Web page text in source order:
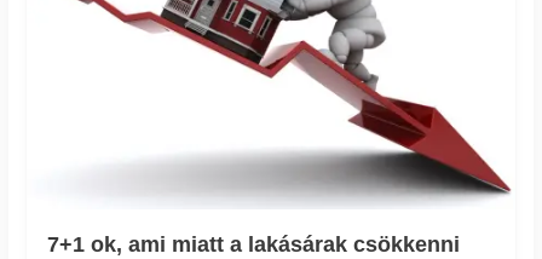
7+1 ok, ami miatt a lakásárak csökkenni